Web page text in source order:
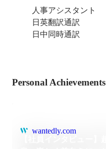
人事アシスタント
日英翻訳通訳
日中同時通訳
Personal Achievements
wantedly.com